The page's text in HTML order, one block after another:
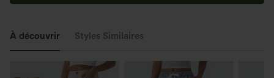
À découvrir Styles Similaires